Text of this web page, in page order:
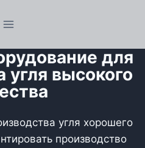
для
угля высокого
угля хорошего
производство